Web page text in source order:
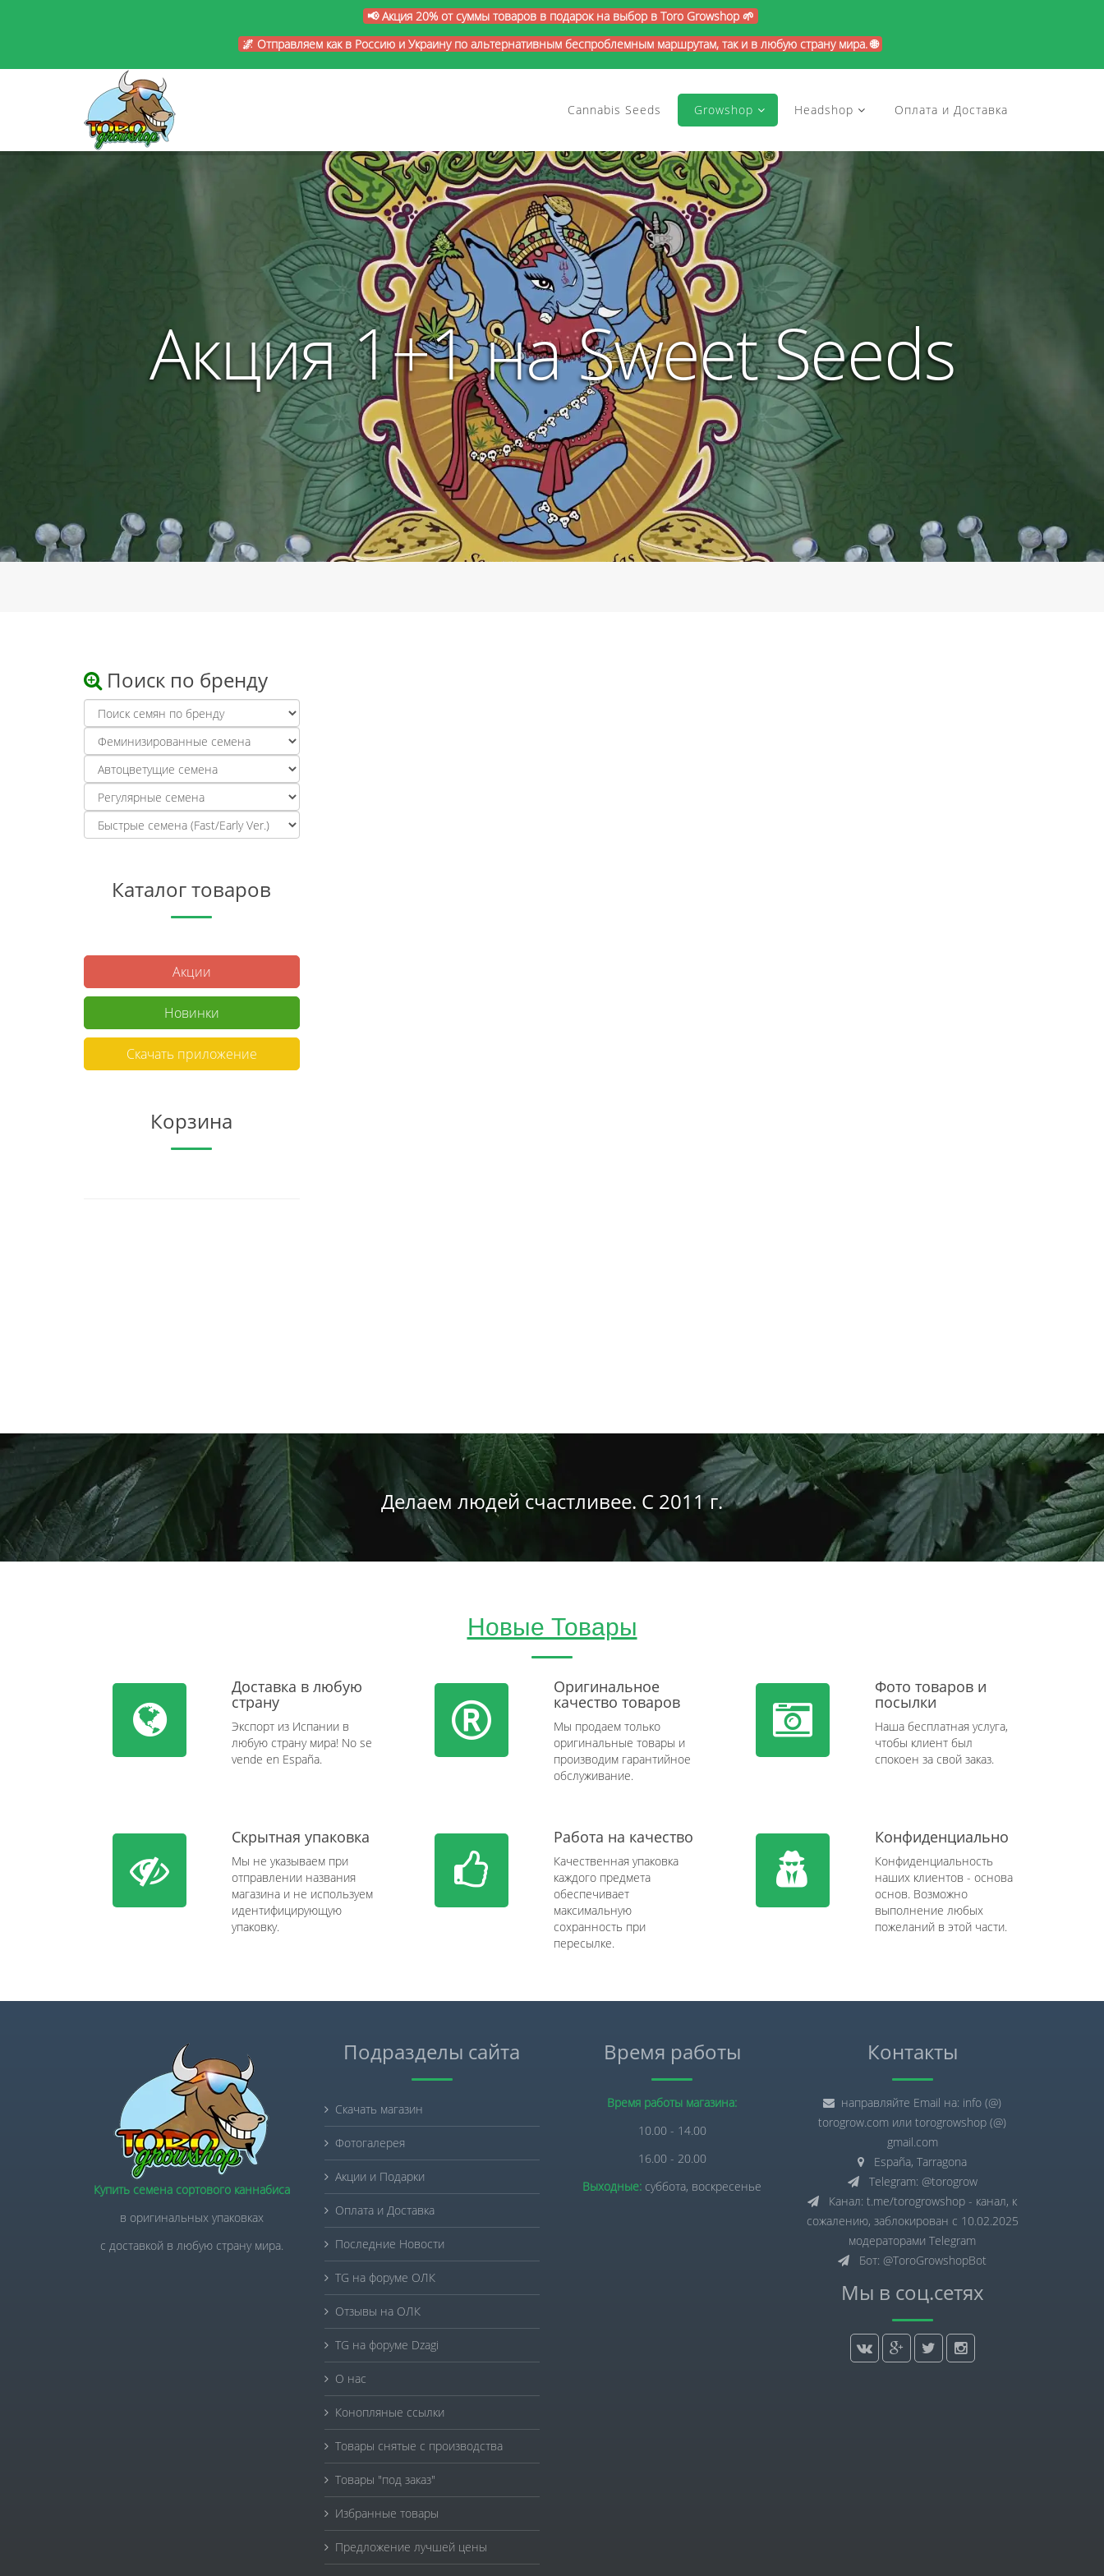
📢 Акция 20% от суммы товаров в подарок на выбор в Toro Growshop 🌱
🌌 Отправляем как в Россию и Украину по альтернативным беспроблемным маршрутам, так и в любую страну мира. 🌐
Cannabis Seeds Growshop Headshop Оплата и Доставка
Акция 1+1 на Sweet Seeds
Поиск по бренду
Каталог товаров
Акции
Новинки
Скачать приложение
Корзина
Делаем людей счастливее. С 2011 г.
Новые Товары
Доставка в любую
страну
Экспорт из Испании в
любую страну мира! No se
vende en España.
Оригинальное
качество товаров
Мы продаем только
оригинальные товары и
производим гарантийное
обслуживание.
Фото товаров и
посылки
Наша бесплатная услуга,
чтобы клиент был
спокоен за свой заказ.
Скрытная упаковка
Мы не указываем при
отправлении названия
магазина и не используем
идентифицирующую
упаковку.
Работа на качество
Качественная упаковка
каждого предмета
обеспечивает
максимальную
сохранность при
пересылке.
Конфиденциально
Конфиденциальность
наших клиентов - основа
основ. Возможно
выполнение любых
пожеланий в этой части.
Купить семена сортового каннабиса
в оригинальных упаковках
с доставкой в любую страну мира.
Подразделы сайта
Скачать магазин
Фотогалерея
Акции и Подарки
Оплата и Доставка
Последние Новости
TG на форуме ОЛК
Отзывы на ОЛК
TG на форуме Dzagi
О нас
Конопляные ссылки
Товары снятые с производства
Товары "под заказ"
Избранные товары
Предложение лучшей цены
Время работы
Время работы магазина:
10.00 - 14.00
16.00 - 20.00
Выходные: суббота, воскресенье
Контакты
направляйте Email на: info (@)
torogrow.com или torogrowshop (@)
gmail.com
España, Tarragona
Telegram: @torogrow
Канал: t.me/torogrowshop - канал, к
сожалению, заблокирован с 10.02.2025
модераторами Telegram
Бот: @ToroGrowshopBot
Мы в соц.сетях